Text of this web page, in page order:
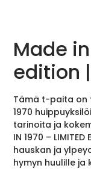
Made
edition
Tämä t-paita on
1970
tarinoita ja
IN 1970 –
hauskan ja
hymyn huulille